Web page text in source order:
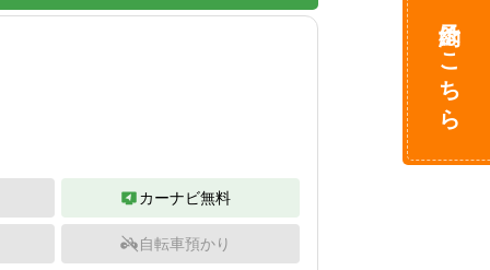
カーナビ無料
自転車預かり
予約はこちら